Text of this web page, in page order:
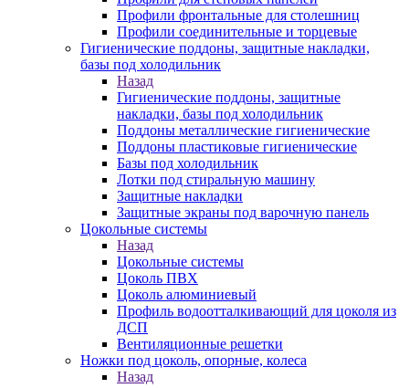
Профили фронтальные для столешниц
Профили соединительные и торцевые
Гигиенические поддоны, защитные накладки,
базы под холодильник
Назад
Гигиенические поддоны, защитные
накладки, базы под холодильник
Поддоны металлические гигиенические
Поддоны пластиковые гигиенические
Базы под холодильник
Лотки под стиральную машину
Защитные накладки
Защитные экраны под варочную панель
Цокольные системы
Назад
Цокольные системы
Цоколь ПВХ
Цоколь алюминиевый
Профиль водоотталкивающий для цоколя из
ДСП
Вентиляционные решетки
Ножки под цоколь, опорные, колеса
Назад